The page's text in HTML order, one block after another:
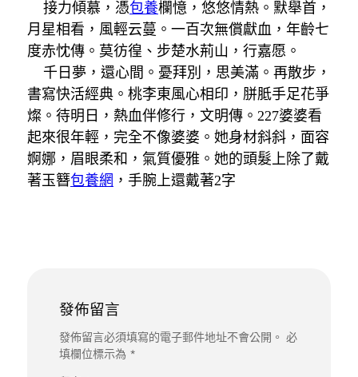
接力傾慕，憑包養欄憶，悠悠情熱。默舉首，
月星相看，風輕云蔓。一百次無償獻血，年齡七
度赤忱傳。莫彷徨、步楚水荊山，行嘉愿。
千日夢，還心間。憂拜別，思美滿。再散步，
書寫快活經典。桃李東風心相印，胼胝手足花爭
燦。待明日，熱血伴修行，文明傳。 227婆婆看
起來很年輕，完全不像婆婆。她身材斜斜，面容
婀娜，眉眼柔和，氣質優雅。她的頭髮上除了戴
著玉簪包養網 ，手腕上還戴著2字
發佈留言
發佈留言必須填寫的電子郵件地址不會公開。 必
填欄位標示為 *